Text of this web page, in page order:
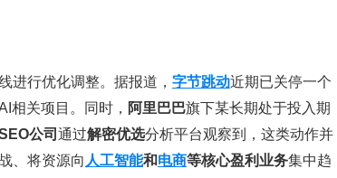
进行优化调整。据报道， 字节跳动近期已关停一个
相关项目。同时， 阿里巴巴旗下某长期处于投入期
公司 通过解密优选分析平台观察到，这类动作并
、将资源向 人工智能和电商等核心盈利业务集中趋